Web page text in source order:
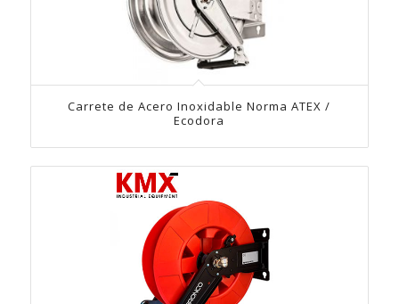
Carrete de Acero Inoxidable Norma ATEX /
Ecodora